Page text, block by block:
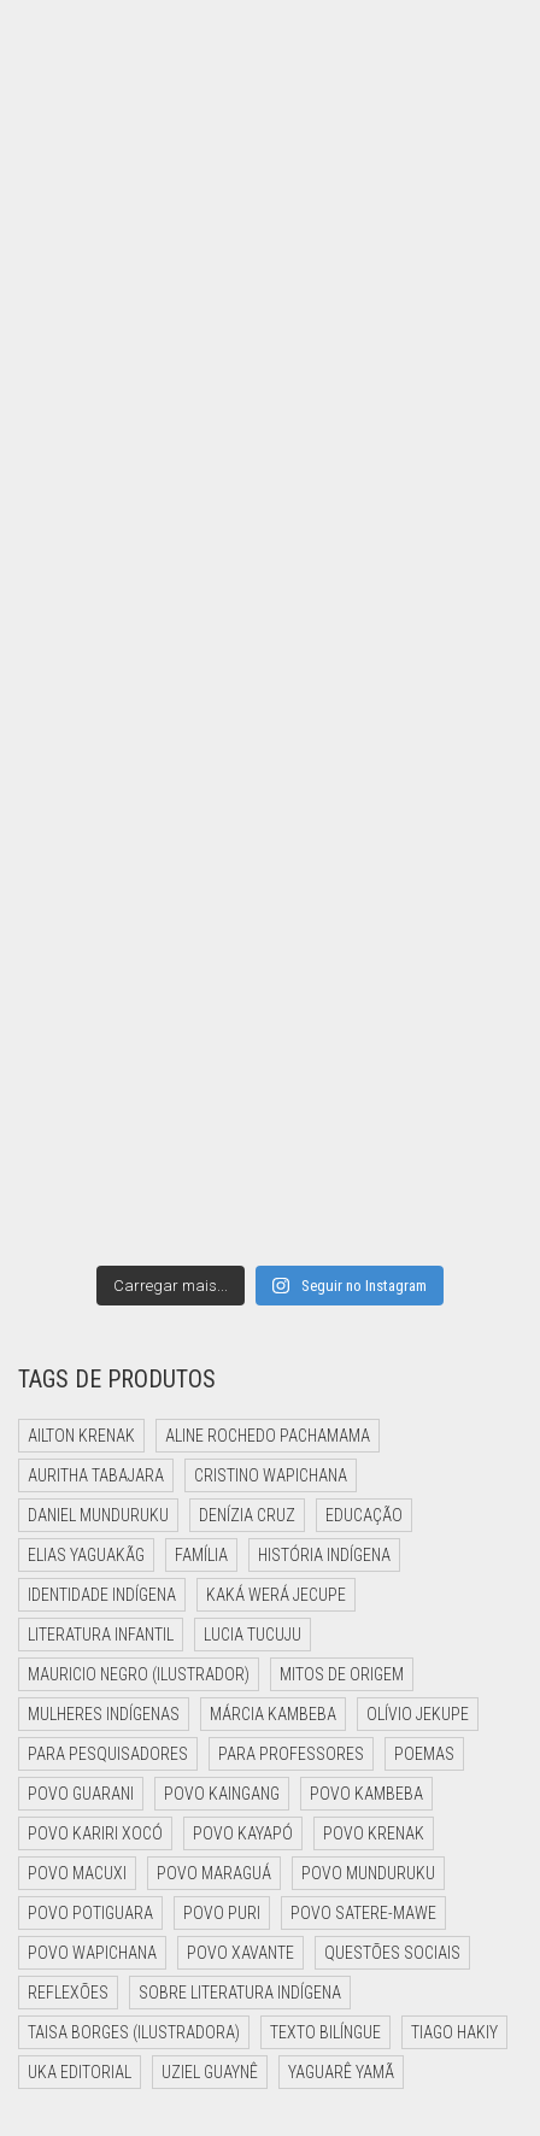
Carregar mais... Seguir no Instagram
TAGS DE PRODUTOS
AILTON KRENAK ALINE ROCHEDO PACHAMAMA
AURITHA TABAJARA CRISTINO WAPICHANA
DANIEL MUNDURUKU DENÍZIA CRUZ EDUCAÇÃO
ELIAS YAGUAKÃG FAMÍLIA HISTÓRIA INDÍGENA
IDENTIDADE INDÍGENA KAKÁ WERÁ JECUPE
LITERATURA INFANTIL LUCIA TUCUJU
MAURICIO NEGRO (ILUSTRADOR) MITOS DE ORIGEM
MULHERES INDÍGENAS MÁRCIA KAMBEBA OLÍVIO JEKUPE
PARA PESQUISADORES PARA PROFESSORES POEMAS
POVO GUARANI POVO KAINGANG POVO KAMBEBA
POVO KARIRI XOCÓ POVO KAYAPÓ POVO KRENAK
POVO MACUXI POVO MARAGUÁ POVO MUNDURUKU
POVO POTIGUARA POVO PURI POVO SATERE-MAWE
POVO WAPICHANA POVO XAVANTE QUESTÕES SOCIAIS
REFLEXÕES SOBRE LITERATURA INDÍGENA
TAISA BORGES (ILUSTRADORA) TEXTO BILÍNGUE TIAGO HAKIY
UKA EDITORIAL UZIEL GUAYNÊ YAGUARÊ YAMÃ